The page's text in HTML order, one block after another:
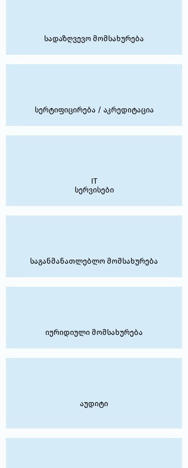
სადაზღვევო მომსახურება
სერტიფიცირება / აკრედიტაცია
IT
სერვისები
საგანმანათლებლო მომსახურება
იურიდიული მომსახურება
აუდიტი